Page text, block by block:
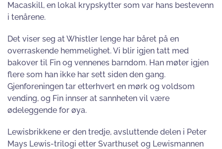
Macaskill, en lokal krypskytter som var hans bestevenn
i tenårene.
Det viser seg at Whistler lenge har båret på en
overraskende hemmelighet. Vi blir igjen tatt med
bakover til Fin og vennenes barndom. Han møter igjen
flere som han ikke har sett siden den gang.
Gjenforeningen tar etterhvert en mørk og voldsom
vending, og Fin innser at sannheten vil være
ødeleggende for øya.
Lewisbrikkene er den tredje, avsluttende delen i Peter
Mays Lewis-trilogi etter Svarthuset og Lewismannen